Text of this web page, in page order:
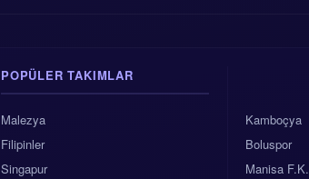
POPÜLER TAKIMLAR
Malezya
Filipinler
Singapur
Kamboçya
Boluspor
Manisa F.K.